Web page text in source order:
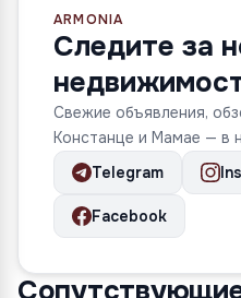
ARMONIA
Следите за
Свежие объявления,
Констанце и Мамае — в
Telegram
Facebook